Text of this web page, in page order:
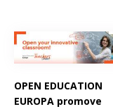
OPEN EDUCATION
EUROPA promove
Páginas